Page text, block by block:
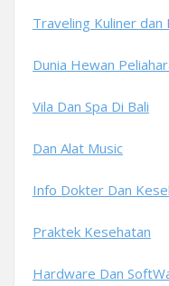
Traveling Kuliner
Dunia Hewan
Vila Dan Spa Di Bali
Dan Alat Music
Info Dokter Dan
Praktek Kesehatan
Hardware Dan